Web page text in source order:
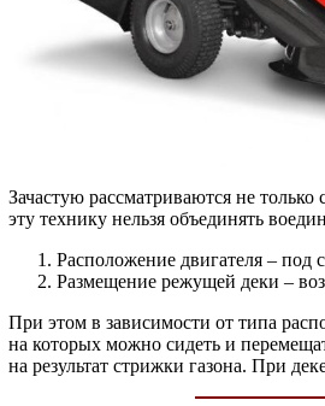
Зачастую рассматриваются не
эту технику нельзя объединять
Расположение двигателя – под
Размещение режущей деки –
При этом в зависимости от типа
на которых можно сидеть и
на результат стрижки газона. При